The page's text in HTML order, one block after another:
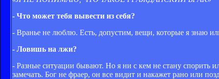
- Что может тебя вывести из себя?
- Вранье не люблю. Есть, допустим, вещи, которые я знаю
- Ловишь на лжи?
- Разные ситуации бывают. Но я ни с кем не стану спорить
замечать. Бог не фраер, он все видит и накажет рано или